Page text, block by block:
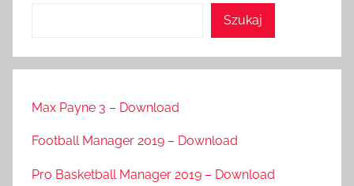
Szukaj
Max Payne 3 – Download
Football Manager 2019 – Download
Pro Basketball Manager 2019 – Download